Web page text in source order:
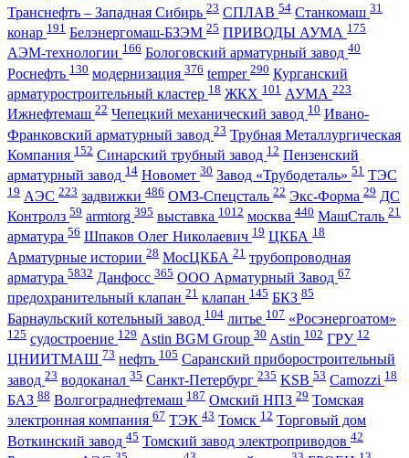
Транснефть – Западная Сибирь 23 СПЛАВ 54 Станкомаш 31
конар 191 Белэнергомаш-БЗЭМ 25 ПРИВОДЫ АУМА 175
АЭМ-технологии 166 Бологовский арматурный завод 40
Роснефть 130 модернизация 376 temper 290 Курганский
арматуростроительный кластер 18 ЖКХ 101 АУМА 223
Ижнефтемаш 22 Чепецкий механический завод 10 Ивано-
Франковский арматурный завод 23 Трубная Металлургическая
Компания 152 Синарский трубный завод 12 Пензенский
арматурный завод 14 Новомет 30 Завод «Трубодеталь» 51 ТЭС
19 АЭС 223 задвижки 486 ОМЗ-Спецсталь 22 Экс-Форма 29 ДС
Контролз 59 armtorg 395 выставка 1012 москва 440 МашСталь 21
арматура 56 Шпаков Олег Николаевич 19 ЦКБА 18
Арматурные истории 28 МосЦКБА 21 трубопроводная
арматура 5832 Данфосс 365 ООО Арматурный Завод 67
предохранительный клапан 21 клапан 145 БКЗ 85
Барнаульский котельный завод 104 литье 107 «Росэнергоатом»
125 судостроение 129 Astin BGM Group 30 Astin 102 ГРУ 12
ЦНИИТМАШ 73 нефть 105 Саранский приборостроительный
завод 23 водоканал 35 Санкт-Петербург 235 KSB 53 Camozzi 18
БАЗ 88 Волгограднефтемаш 187 Омский НПЗ 29 Томская
электронная компания 67 ТЭК 43 Томск 12 Торговый дом
Воткинский завод 45 Томский завод электроприводов 42